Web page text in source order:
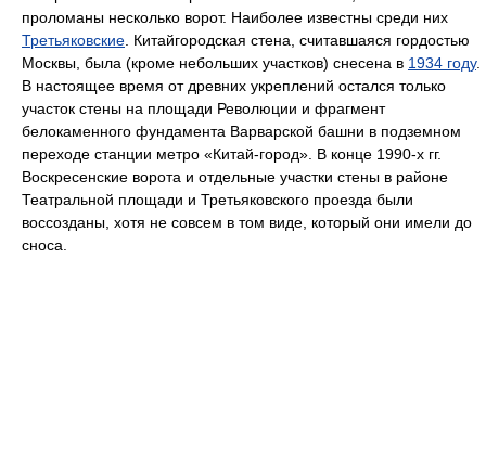
проломаны несколько ворот. Наиболее известны среди них
Третьяковские . Китайгородская стена, считавшаяся гордостью
Москвы, была (кроме небольших участков) снесена в 1934 году.
В настоящее время от древних укреплений остался только
участок стены на площади Революции и фрагмент
белокаменного фундамента Варварской башни в подземном
переходе станции метро «Китай-город». В конце 1990-х гг.
Воскресенские ворота и отдельные участки стены в районе
Театральной площади и Третьяковского проезда были
воссозданы, хотя не совсем в том виде, который они имели до
сноса.